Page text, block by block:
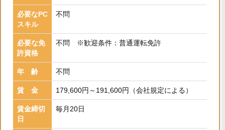
必要なPC
スキル
不問
必要な免
許資格
不問 ※歓迎条件：普通運転免許
年 齢 不問
賃 金 179,600円～191,600円（会社規定による）
賃金締切
日
毎月20日